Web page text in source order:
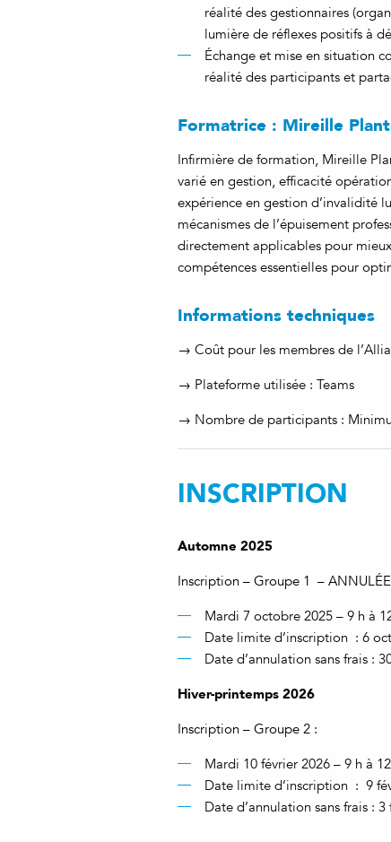
réalité des gestionnaires
lumière de réflexes positifs à
Échange et mise en situation
réalité des participants et
Formatrice : Mireille
Infirmière de formation, Mireille
varié en gestion, efficacité
expérience en gestion d’invalidité
mécanismes de l’épuisement
directement applicables pour
compétences essentielles pour
Informations techniques
→ Coût pour les membres de
→ Plateforme utilisée : Teams
→ Nombre de participants :
INSCRIPTION
Automne 2025
Inscription – Groupe 1 – ANNULÉE
Mardi 7 octobre 2025 – 9 h à
Date limite d’inscription : 6
Date d’annulation sans frais :
Hiver-printemps 2026
Inscription – Groupe 2 :
Mardi 10 février 2026 – 9 h à
Date limite d’inscription : 9
Date d’annulation sans frais : 3